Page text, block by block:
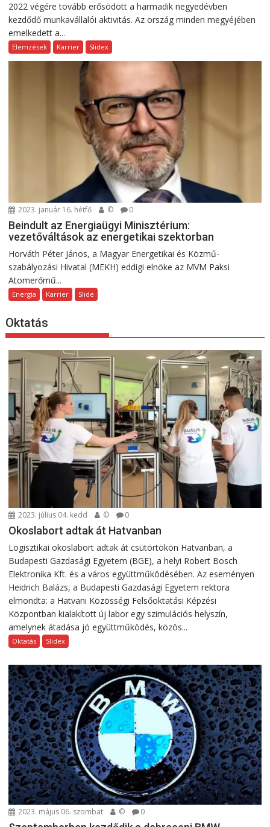
2022 végére tovább erősödött a harmadik negyedévben
kezdődő munkavállalói aktivitás. Az ország minden megyéjében
emelkedett a...
Elemzések Karrier Slidex
2023. január 16. hétfő © 0
Beindult az Energiaügyi Minisztérium:
vezetőváltások az energetikai szektorban
Horváth Péter János, a Magyar Energetikai és Közmű-
szabályozási Hivatal (MEKH) eddigi elnöke az MVM Paksi
Atomerőmű...
Energia Karrier Slide
Oktatás
2023. július 04. kedd © 0
Okoslabort adtak át Hatvanban
Logisztikai okoslabort adtak át csütörtökön Hatvanban, a
Budapesti Gazdasági Egyetem (BGE), a helyi Robert Bosch
Elektronika Kft. és a város együttműködésében. Az eseményen
Heidrich Balázs, a Budapesti Gazdasági Egyetem rektora
elmondta: a Hatvani Közösségi Felsőoktatási Képzési
Központban kialakított új labor egy szimulációs helyszín,
amelynek átadása jó együttműködés, közös...
Oktatás Slidex
2023. május 06. szombat © 0